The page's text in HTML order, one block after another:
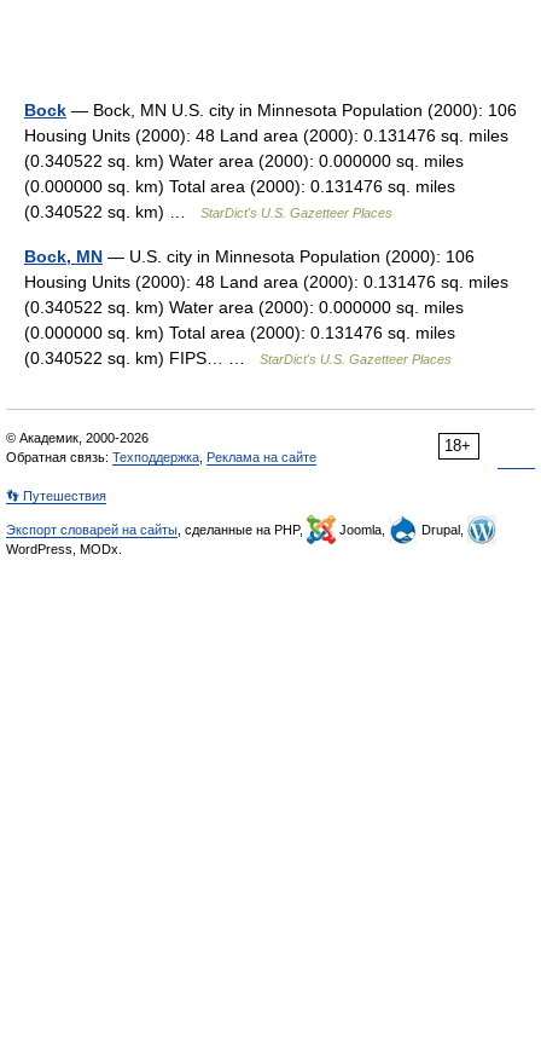
Bock — Bock, MN U.S. city in Minnesota Population (2000): 106
Housing Units (2000): 48 Land area (2000): 0.131476 sq. miles
(0.340522 sq. km) Water area (2000): 0.000000 sq. miles
(0.000000 sq. km) Total area (2000): 0.131476 sq. miles
(0.340522 sq. km) …
StarDict's U.S. Gazetteer Places
Bock, MN — U.S. city in Minnesota Population (2000): 106
Housing Units (2000): 48 Land area (2000): 0.131476 sq. miles
(0.340522 sq. km) Water area (2000): 0.000000 sq. miles
(0.000000 sq. km) Total area (2000): 0.131476 sq. miles
(0.340522 sq. km) FIPS… …
StarDict's U.S. Gazetteer Places
18+
© Академик, 2000-2026
Обратная связь: Техподдержка Реклама на сайте
👣 Путешествия
Экспорт словарей на сайты , сделанные на PHP, Joomla,
Drupal,
WordPress, MODx.